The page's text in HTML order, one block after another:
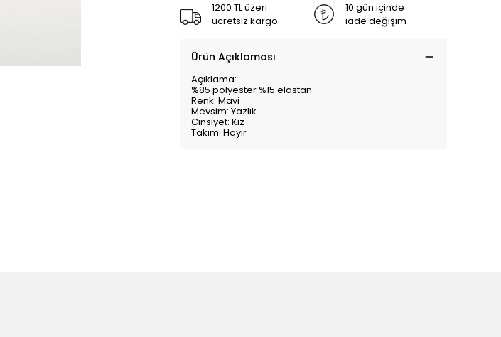
1200 TL üzeri
ücretsiz kargo
10 gün içinde
iade değişim
Ürün Açıklaması
Açıklama:
%85 polyester %15 elastan
Renk: Mavi
Mevsim: Yazlık
Cinsiyet: Kız
Takım: Hayır